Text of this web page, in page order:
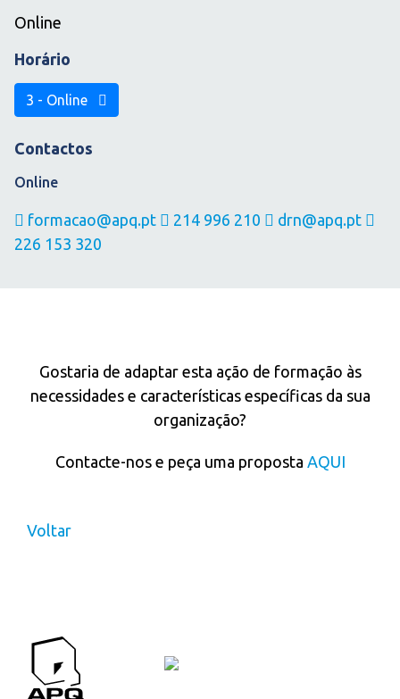
Online
Horário
3 - Online
Contactos
Online
formacao@apq.pt 214 996 210
drn@apq.pt
226 153 320
Gostaria de adaptar esta ação de formação às
necessidades e características específicas da sua
organização?
Contacte-nos e peça uma proposta AQUI
Voltar